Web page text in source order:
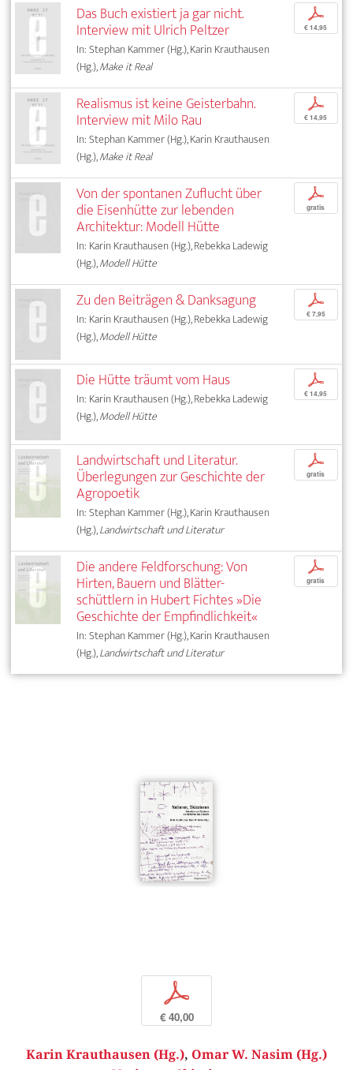
Das Buch existiert ja gar nicht.
Interview mit Ulrich Peltzer
In: Stephan Kammer (Hg.), Karin Krauthausen
(Hg.),Make it Real
p
€ 14,95
Realismus ist keine Geisterbahn.
Interview mit Milo Rau
In: Stephan Kammer (Hg.), Karin Krauthausen
(Hg.),Make it Real
p
€ 14,95
Von der spontanen Zuflucht über
die Eisenhütte zur lebenden
Architektur: Modell Hütte
In: Karin Krauthausen (Hg.), Rebekka Ladewig
(Hg.),Modell Hütte
p
gratis
Zu den Beiträgen & Danksagung
In: Karin Krauthausen (Hg.), Rebekka Ladewig
(Hg.),Modell Hütte
p
€ 7,95
Die Hütte träumt vom Haus
In: Karin Krauthausen (Hg.), Rebekka Ladewig
(Hg.),Modell Hütte
p
€ 14,95
Landwirtschaft und Literatur.
Überlegungen zur Geschichte der
Agropoetik
In: Stephan Kammer (Hg.), Karin Krauthausen
(Hg.),Landwirtschaft und Literatur
p
gratis
Die andere Feldforschung: Von
Hirten, Bauern und Blätter­-
schüttlern in Hubert Fichtes »Die
Geschichte der Empfindlichkeit«
In: Stephan Kammer (Hg.), Karin Krauthausen
(Hg.),Landwirtschaft und Literatur
p
gratis
p
€ 40,00
Karin Krauthausen (Hg.), Omar W. Nasim (Hg.)